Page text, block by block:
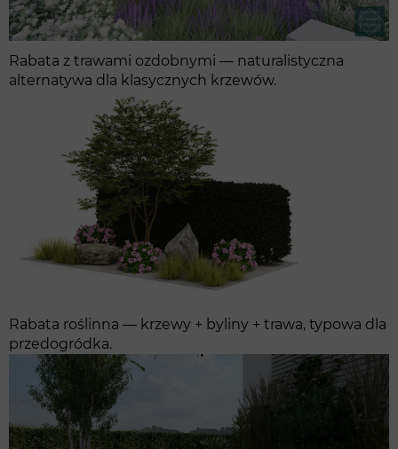
Rabata z trawami ozdobnymi — naturalistyczna
alternatywa dla klasycznych krzewów.
Rabata roślinna — krzewy + byliny + trawa, typowa dla
przedogródka.